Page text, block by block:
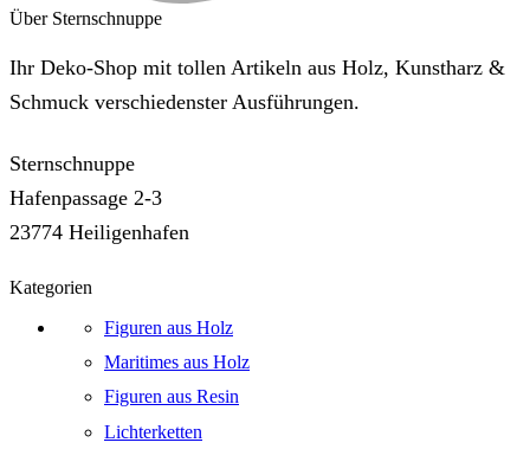
Über Sternschnuppe
Ihr Deko-Shop mit tollen Artikeln aus Holz, Kunstharz &
Schmuck verschiedenster Ausführungen.
Sternschnuppe
Hafenpassage 2-3
23774 Heiligenhafen
Kategorien
Figuren aus Holz
Maritimes aus Holz
Figuren aus Resin
Lichterketten